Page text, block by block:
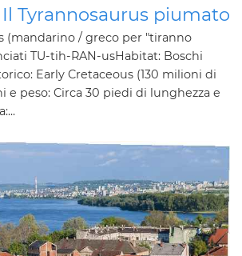
Tyrannosaurus piumato
(mandarino / greco per "tiranno
TU-tih-RAN-usHabitat: Boschi
Early Cretaceous (130 milioni di
e peso: Circa 30 piedi di lunghezza e